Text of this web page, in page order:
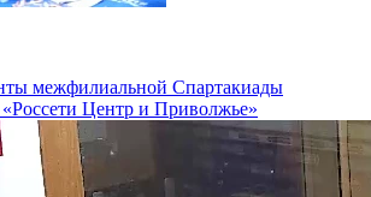
межфилиальной Спартакиады
Центр и Приволжье»